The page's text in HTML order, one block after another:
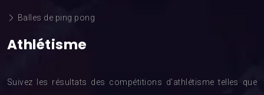
Balles de ping pong
Athlétisme
Suivez les résultats des compétitions d’athlétisme telles que